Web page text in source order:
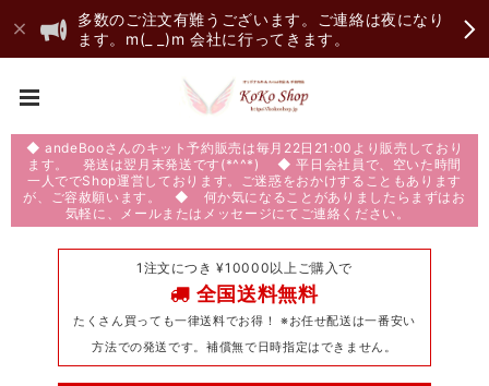
多数のご注文有難うございます。ご連絡は夜になり
ます。m(_ _)m 会社に行ってきます。
◆ andeBooさんのキット予約販売は毎月22日21:00より販売しており
ます。 発送は翌月末発送です(*^^*) ◆ 平日会社員で、空いた時間
一人ででShop運営しております。ご迷惑をおかけすることもあります
が、ご容赦願います。 ◆ 何か気になることがありましたらまずはお
気軽に、メールまたはメッセージにてご連絡ください。
1注文につき ¥10000以上ご購入で
全国送料無料
たくさん買っても一律送料でお得！ ※お任せ配送は一番安い
方法での発送です。補償無で日時指定はできません。